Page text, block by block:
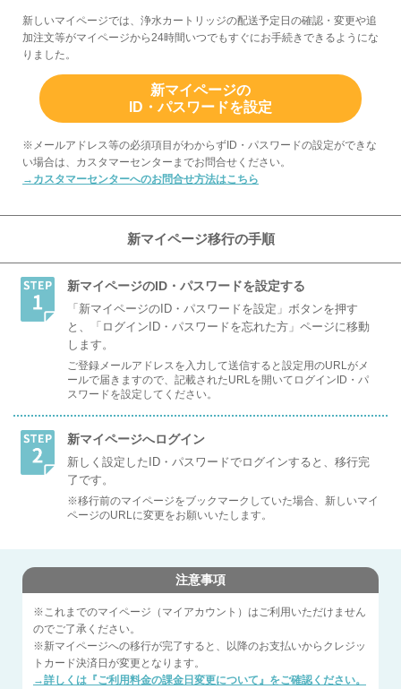
新しいマイページでは、浄水カートリッジの配送予定日の確認・変更や追
加注文等がマイページから24時間いつでもすぐにお手続きできるようにな
りました。
新マイページの
ID・パスワードを設定
※メールアドレス等の必須項目がわからずID・パスワードの設定ができな
い場合は、カスタマーセンターまでお問合せください。
→カスタマーセンターへのお問合せ方法はこちら
新マイページ移行の手順
新マイページのID・パスワードを設定する
「新マイページのID・パスワードを設定」ボタンを押す
と、「ログインID・パスワードを忘れた方」ページに移動
します。
ご登録メールアドレスを入力して送信すると設定用のURLがメ
ールで届きますので、記載されたURLを開いてログインID・パ
スワードを設定してください。
新マイページへログイン
新しく設定したID・パスワードでログインすると、移行完
了です。
※移行前のマイページをブックマークしていた場合、新しいマイ
ページのURLに変更をお願いいたします。
注意事項
※これまでのマイページ（マイアカウント）はご利用いただけません
のでご了承ください。
※新マイページへの移行が完了すると、以降のお支払いからクレジッ
トカード決済日が変更となります。
→詳しくは『ご利用料金の課金日変更について』をご確認ください。